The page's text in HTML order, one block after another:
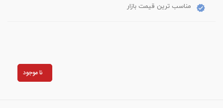
مناسب ترین قیمت بازار
نا موجود